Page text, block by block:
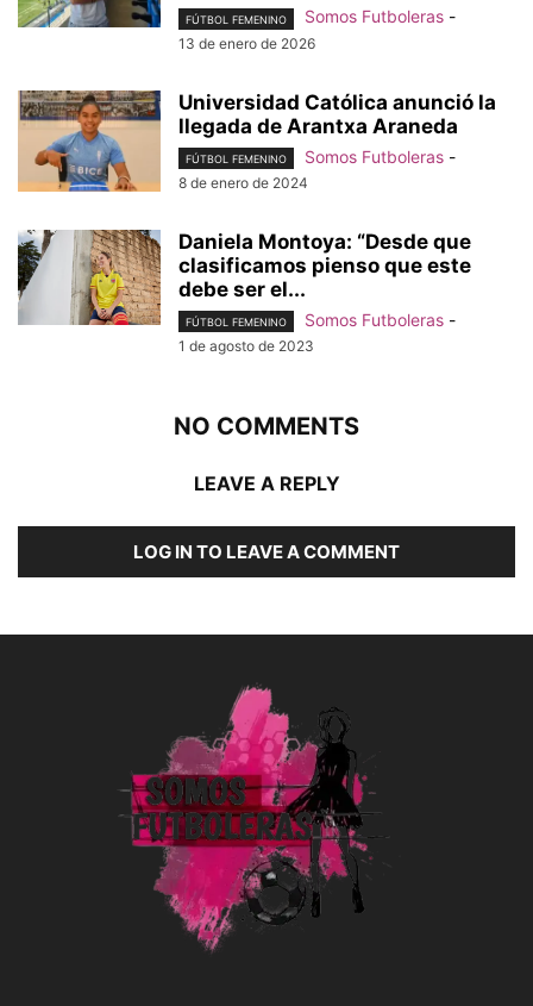
FÚTBOL FEMENINO Somos Futboleras -
13 de enero de 2026
Universidad Católica anunció la
llegada de Arantxa Araneda
FÚTBOL FEMENINO Somos Futboleras -
8 de enero de 2024
Daniela Montoya: “Desde que
clasificamos pienso que este
debe ser el...
FÚTBOL FEMENINO Somos Futboleras -
1 de agosto de 2023
NO COMMENTS
LEAVE A REPLY
LOG IN TO LEAVE A COMMENT